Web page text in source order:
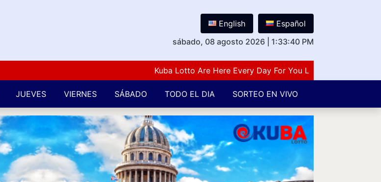
English
Español
sábado, 08 agosto 2026
|1:33:41 PM
Kuba Lotto Are Here Every Day For You Lovers Of Number
JUEVES VIERNES SÁBADO TODO EL DIA SORTEO EN VIVO